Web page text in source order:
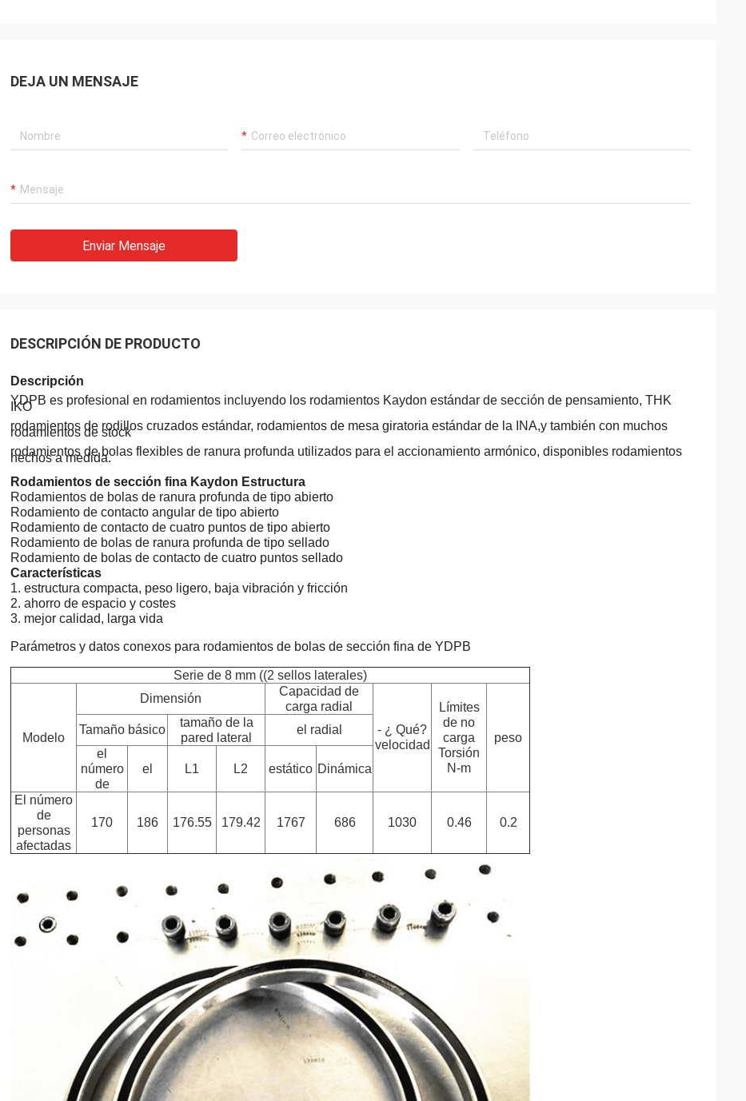
Acebo
funcionando sin problemas. Muchas
gracias
DEJA UN MENSAJE
Enviar Mensaje
DESCRIPCIÓN DE PRODUCTO
Descripción
YDPB es profesional en rodamientos incluyendo los rodamientos Kaydon estándar de sección de pensamiento, THK
IKO
rodamientos de rodillos cruzados estándar, rodamientos de mesa giratoria estándar de la INA,y también con muchos
rodamientos de stock
rodamientos de bolas flexibles de ranura profunda utilizados para el accionamiento armónico, disponibles rodamientos
hechos a medida.
Rodamientos de sección fina Kaydon Estructura
Rodamientos de bolas de ranura profunda de tipo abierto
Rodamiento de contacto angular de tipo abierto
Rodamiento de contacto de cuatro puntos de tipo abierto
Rodamiento de bolas de ranura profunda de tipo sellado
Rodamiento de bolas de contacto de cuatro puntos sellado
Características
1. estructura compacta, peso ligero, baja vibración y fricción
2. ahorro de espacio y costes
3. mejor calidad, larga vida
Parámetros y datos conexos para rodamientos de bolas de sección fina de YDPB
Serie de 8 mm ((2 sellos laterales)
Modelo
Dimensión
Capacidad de
carga radial
- ¿ Qué?
velocidad
Límites
de no
carga
Torsión
N-m
peso
Tamaño básico
tamaño de la
pared lateral
el radial
el
número
de
el L1 L2 estático Dinámica
El número
de
personas
afectadas
170 186 176.55 179.42 1767 686 1030 0.46 0.2